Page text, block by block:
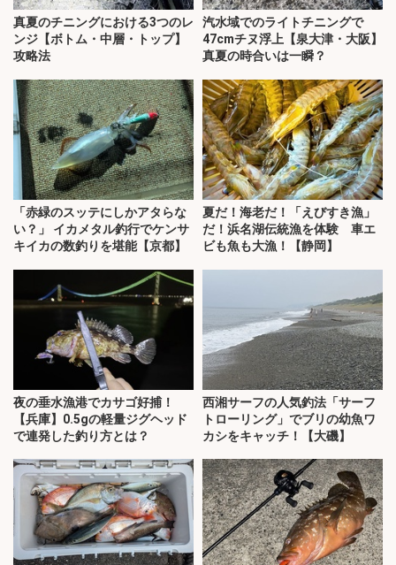
真夏のチニングにおける3つのレ
ンジ【ボトム・中層・トップ】
攻略法
汽水域でのライトチニングで
47cmチヌ浮上【泉大津・大阪】
真夏の時合いは一瞬？
「赤緑のスッテにしかアタらな
い？」 イカメタル釣行でケンサ
キイカの数釣りを堪能【京都】
夏だ！海老だ！「えびすき漁」
だ！浜名湖伝統漁を体験 車エ
ビも魚も大漁！【静岡】
夜の垂水漁港でカサゴ好捕！
【兵庫】0.5gの軽量ジグヘッド
で連発した釣り方とは？
西湘サーフの人気釣法「サーフ
トローリング」でブリの幼魚ワ
カシをキャッチ！【大磯】